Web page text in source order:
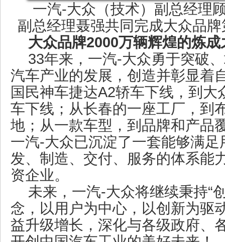
一汽-大众（技术）副总经理
副总经理聂强共同完成大众品
大众品牌2000万辆辉煌的炼成
33年来，一汽-大众勇于突破
汽车产业的发展，创造并彰显着
国民神车捷达A2轿车下线，到大
车下线；从长春的一座工厂，到
地；从一款车型，到品牌和产品
一汽-大众已沉淀了一套能够满
发、制造、交付、服务的体系能
资企业。
未来，一汽-大众将继续秉持“
念，以用户为中心，以创新为驱
益升级增长，深化与各级政府、